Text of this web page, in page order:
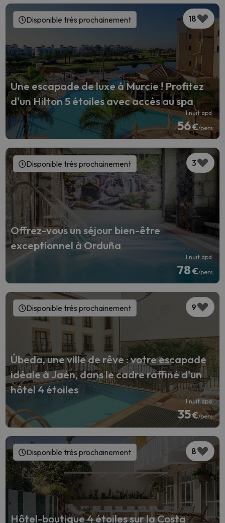
18
Disponible très prochainement
Une escapade de luxe à Murcie ! Profitez
d'un Hilton 5 étoiles avec accès au spa
1 nuit àpd
56€/pers.
3
Disponible très prochainement
Offrez-vous un séjour bien-être
exceptionnel à Orduña
1 nuit àpd
78€/pers.
9
Disponible très prochainement
Úbeda, une ville de rêve : votre escapade
idéale à Jaén, dans le cadre raffiné d'un
hôtel 4 étoiles
1 nuit àpd
35€/pers.
8
Disponible très prochainement
Hôtel-boutique 4 étoiles sur la Costa